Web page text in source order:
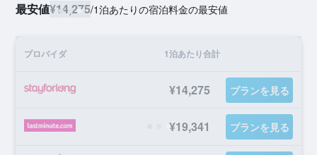
最安値¥14,275/1泊あたりの宿泊料金の最安値
プロバイダ 1泊あたり合計
¥14,275 プランを見る
¥19,341 プランを見る